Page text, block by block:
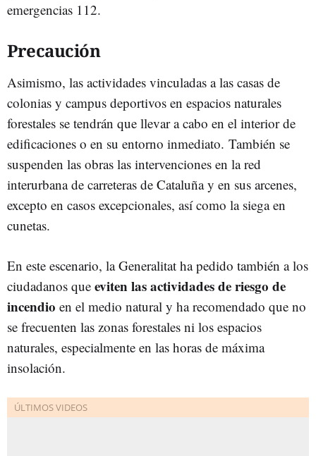
emergencias 112.
Precaución
Asimismo, las actividades vinculadas a las casas de
colonias y campus deportivos en espacios naturales
forestales se tendrán que llevar a cabo en el interior de
edificaciones o en su entorno inmediato. También se
suspenden las obras las intervenciones en la red
interurbana de carreteras de Cataluña y en sus arcenes,
excepto en casos excepcionales, así como la siega en
cunetas.
En este escenario, la Generalitat ha pedido también a los
ciudadanos que eviten las actividades de riesgo de
incendio en el medio natural y ha recomendado que no
se frecuenten las zonas forestales ni los espacios
naturales, especialmente en las horas de máxima
insolación.